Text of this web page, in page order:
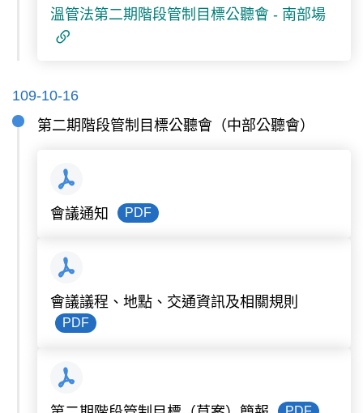
溫管法第二期階段管制目標公聽會 - 南部場
109-10-16
第二期階段管制目標公聽會（中部公聽會）
會議通知 PDF
會議議程、地點、交通資訊及相關規則
PDF